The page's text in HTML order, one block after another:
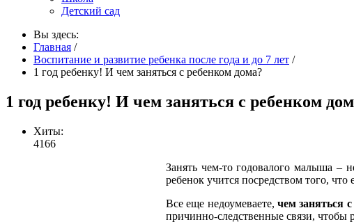
Детский сад
Вы здесь:
Главная /
Воспитание и развитие ребенка после года и до 7 лет /
1 год ребенку! И чем заняться с ребенком дома?
1 год ребенку! И чем заняться с ребенком
Хиты:
4166
Занять чем-то годовалого малыша –
ребенок учится посредством того,
Все еще недоумеваете,чем заняться
причинно-следственные связи, чтобы